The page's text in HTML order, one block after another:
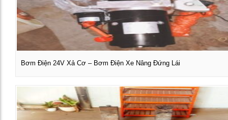
Xem chi tiết
Bơm Điện 24V Xả Cơ – Bơm Điện Xe Nâng Đứng Lái